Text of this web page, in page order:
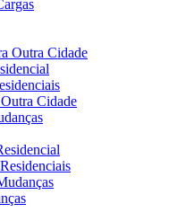
Outra Cidade
Cidade